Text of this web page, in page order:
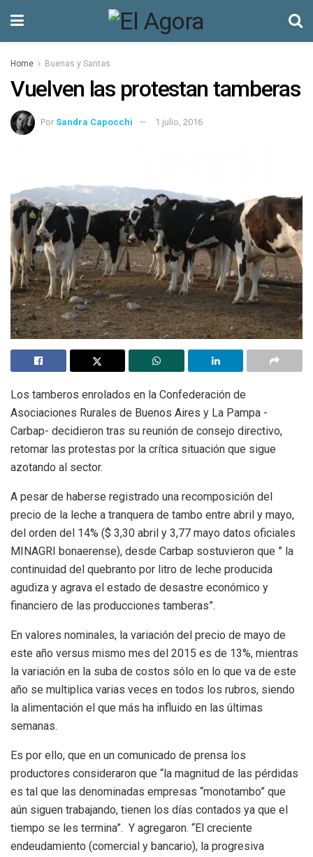
Home Buenas y Santas
Vuelven las protestan tamberas
Por Sandra Capocchi 1 julio, 2016
Los tamberos enrolados en la Confederación de
Asociaciones Rurales de Buenos Aires y La Pampa -
Carbap- decidieron tras su reunión de consejo directivo,
retomar las protestas por la crítica situación que sigue
azotando al sector.
A pesar de haberse registrado una recomposición del
precio de la leche a tranquera de tambo entre abril y mayo,
del orden del 14% ($ 3,30 abril y 3,77 mayo datos oficiales
MINAGRI bonaerense), desde Carbap sostuvieron que ” la
continuidad del quebranto por litro de leche producida
agudiza y agrava el estado de desastre económico y
financiero de las producciones tamberas”.
En valores nominales, la variación del precio de mayo de
este año versus mismo mes del 2015 es de 13%, mientras
la variación en la suba de costos sólo en lo que va de este
año se multiplica varias veces en todos los rubros, siendo
la alimentación el que más ha influido en las últimas
semanas.
Es por ello, que en un comunicado de prensa los
productores consideraron que “la magnitud de las pérdidas
es tal que las denominadas empresas “monotambo” que
aún siguen trabajando, tienen los días contados ya que el
tiempo se les termina”. Y agregaron. “El creciente
endeudamiento (comercial y bancario), la progresiva